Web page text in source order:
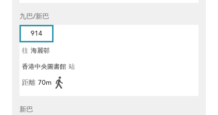
九巴/新巴
914
往 海麗邨
香港中央圖書館 站
距離 70m
新巴